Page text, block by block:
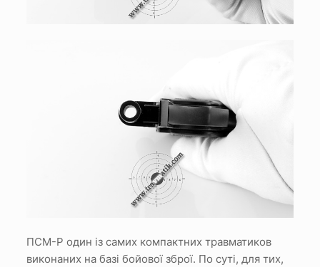
ПСМ-Р один із самих компактних травматиков
виконаних на базі бойової зброї. По суті, для тих,